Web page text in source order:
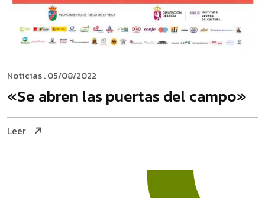
Noticias. 05/08/2022
«Se abren las puertas del campo»
Leer